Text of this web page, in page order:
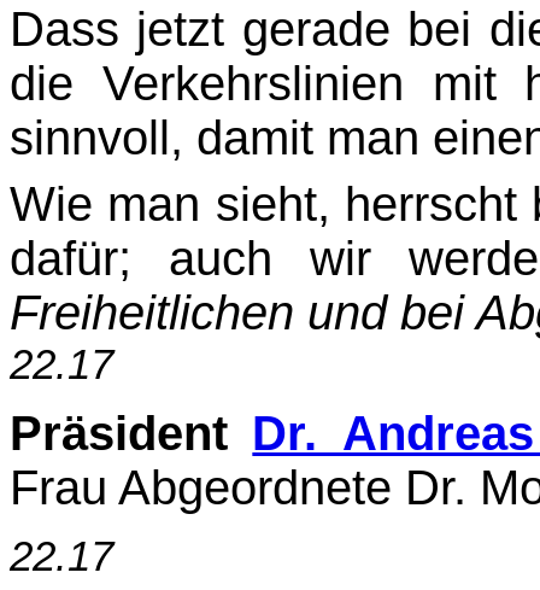
Dass jetzt gerade bei
die Verkehrslinien mit
sinnvoll, damit man
Wie man sieht, herrscht
dafür; auch wir
Freiheitlichen und bei
22.17
Präsident Dr.
Frau Abgeordnete Dr.
22.17